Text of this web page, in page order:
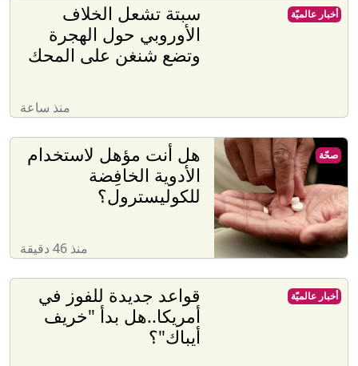
سبتة تشعل الخلاف
الأوروبي حول الهجرة
وتضع شنغن على المحك
منذ ساعة
أخبار عالميّة
هل أنت مؤهل لاستخدام
الأدوية الخافِضة
للكوليسترول؟
منذ 46 دقيقة
صحّة
قواعد جديدة للفوز في
أمريكا..هل بدأ "خريف
أيباك"؟
أخبار عالميّة